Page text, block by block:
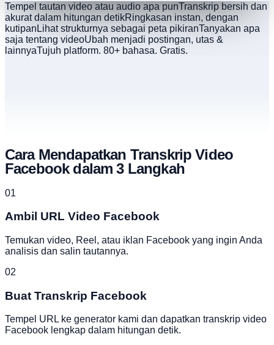
Tempel tautan video atau audio apa punTranskrip bersih dan
akurat dalam hitungan detikRingkasan instan, dengan
kutipan Lihat strukturnya sebagai peta pikiranTanyakan apa
saja tentang videoUbah menjadi postingan, utas &
lainnyaTujuh platform. 80+ bahasa. Gratis.
Cara Mendapatkan Transkrip Video
Facebook dalam 3 Langkah
01
Ambil URL Video Facebook
Temukan video, Reel, atau iklan Facebook yang ingin Anda
analisis dan salin tautannya.
02
Buat Transkrip Facebook
Tempel URL ke generator kami dan dapatkan transkrip video
Facebook lengkap dalam hitungan detik.